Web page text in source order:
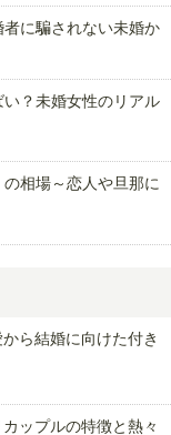
に騙されない未婚か
？未婚女性のリアル
相場～恋人や旦那に
ら結婚に向けた付き
ップルの特徴と熱々